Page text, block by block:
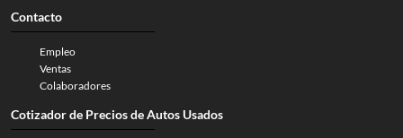
Contacto
Empleo
Ventas
Colaboradores
Cotizador de Precios de Autos Usados